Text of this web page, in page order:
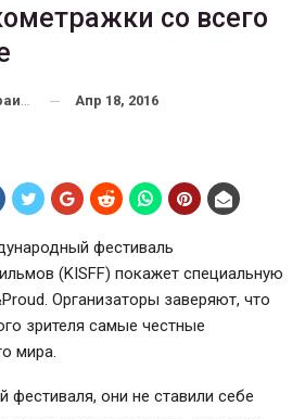
со всего
Апр 18, 2016
фестиваль
(KISFF) покажет специальную
Организаторы заверяют, что
зрителя самые честные
мира.
фестиваля, они не ставили себе